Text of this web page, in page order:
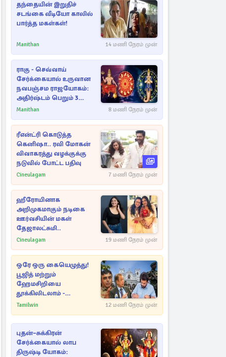
தந்தையின் இறுதிச்
சடங்கை வீடியோ காலில்
பார்த்த மகள்கள்!
Manithan 14 மணி நேரம் முன்
ராகு - செவ்வாய்
சேர்க்கையால் உருவான
நவபஞ்சம ராஜயோகம்:
அதிர்ஷ்டம் பெறும் 3
ராசிகள்!
Manithan 8 மணி நேரம் முன்
ரீஎன்ட்ரி கொடுத்த
கெனிஷா.. ரவி மோகன்
விவாகரத்து வழக்குக்கு
நடுவில் போட்ட பதிவு
Cineulagam 7 மணி நேரம் முன்
ஹீரோயினாக
அறிமுகமாகும் நடிகை
ஊர்வசியின் மகள்
தேஜாலட்சுமி..
Cineulagam 19 மணி நேரம் முன்
ஒரே ஒரு கையெழுத்து!
பூஜித் மற்றும்
ஹேமசிறியை
தூக்கிலிடலாம் -
அநுரவுக்குச் சென்ற
Tamilwin 12 மணி நேரம் முன்
புதன்–சுக்கிரன்
சேர்க்கையால் லாப
திருஷ்டி யோகம்: